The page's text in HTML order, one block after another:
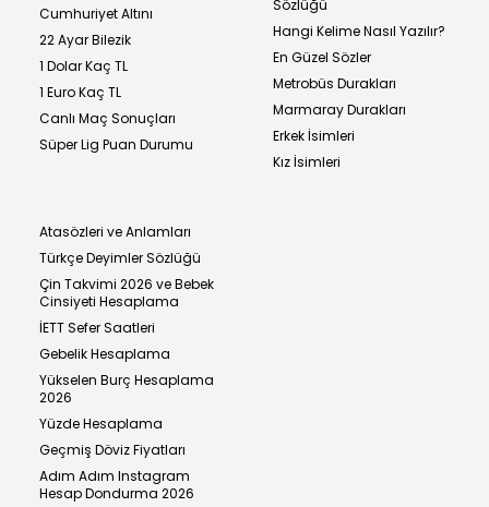
Cumhuriyet Altını
22 Ayar Bilezik
1 Dolar Kaç TL
1 Euro Kaç TL
Canlı Maç Sonuçları
Süper Lig Puan Durumu
Sözlüğü
Hangi Kelime Nasıl Yazılır?
En Güzel Sözler
Metrobüs Durakları
Marmaray Durakları
Erkek İsimleri
Kız İsimleri
Atasözleri ve Anlamları
Türkçe Deyimler Sözlüğü
Çin Takvimi 2026 ve Bebek
Cinsiyeti Hesaplama
İETT Sefer Saatleri
Gebelik Hesaplama
Yükselen Burç Hesaplama
2026
Yüzde Hesaplama
Geçmiş Döviz Fiyatları
Adım Adım Instagram
Hesap Dondurma 2026